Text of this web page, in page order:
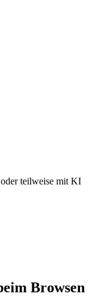
teilweise mit KI
Browsen